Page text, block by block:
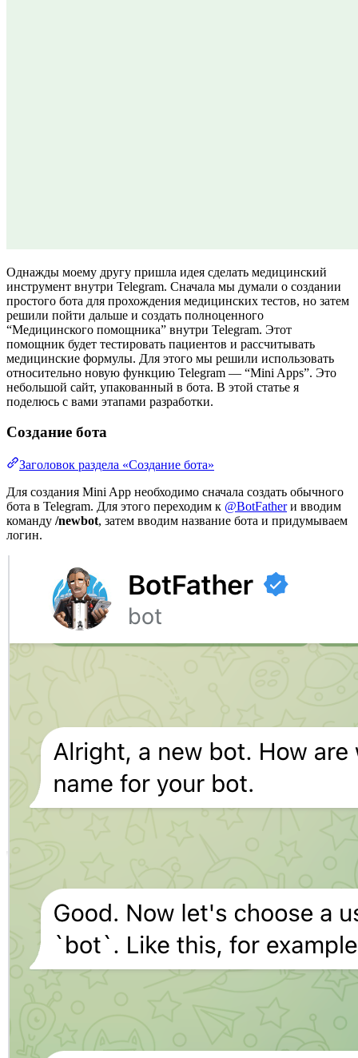
Однажды моему другу пришла идея сделать медицинский
инструмент внутри Telegram. Сначала мы думали о создании
простого бота для прохождения медицинских тестов, но затем
решили пойти дальше и создать полноценного
“Медицинского помощника” внутри Telegram. Этот
помощник будет тестировать пациентов и рассчитывать
медицинские формулы. Для этого мы решили использовать
относительно новую функцию Telegram — “Mini Apps”. Это
небольшой сайт, упакованный в бота. В этой статье я
поделюсь с вами этапами разработки.
Создание бота
Заголовок раздела «Создание бота»
Для создания Mini App необходимо сначала создать обычного
бота в Telegram. Для этого переходим к @BotFatherи вводим
команду /newbot, затем вводим название бота и придумываем
логин.